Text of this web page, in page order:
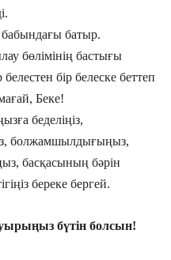
батыр.
бөлімінің бастығы
бір белеске беттеп
Беке!
беделіңіз,
болжамшылдығыңыз,
басқасының бәрін
береке бергей.
бүтін болсын!